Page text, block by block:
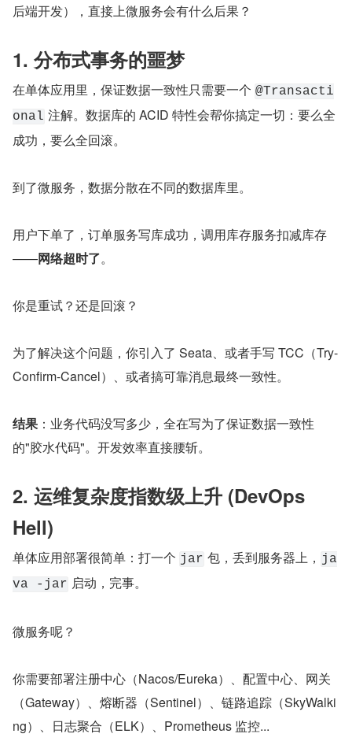
后端开发），直接上微服务会有什么后果？
1. 分布式事务的噩梦
在单体应用里，保证数据一致性只需要一个 @Transacti
onal 注解。数据库的 ACID 特性会帮你搞定一切：要么全
成功，要么全回滚。
到了微服务，数据分散在不同的数据库里。
用户下单了，订单服务写库成功，调用库存服务扣减库存
——网络超时了。
你是重试？还是回滚？
为了解决这个问题，你引入了 Seata、或者手写 TCC（Try-
Confirm-Cancel）、或者搞可靠消息最终一致性。
结果 ：业务代码没写多少，全在写为了保证数据一致性
的"胶水代码"。开发效率直接腰斩。
2. 运维复杂度指数级上升 (DevOps
Hell)
单体应用部署很简单：打一个 jar 包，丢到服务器上， ja
va -jar 启动，完事。
微服务呢？
你需要部署注册中心（Nacos/Eureka）、配置中心、网关
（Gateway）、熔断器（Sentinel）、链路追踪（SkyWalki
ng）、日志聚合（ELK）、Prometheus 监控...